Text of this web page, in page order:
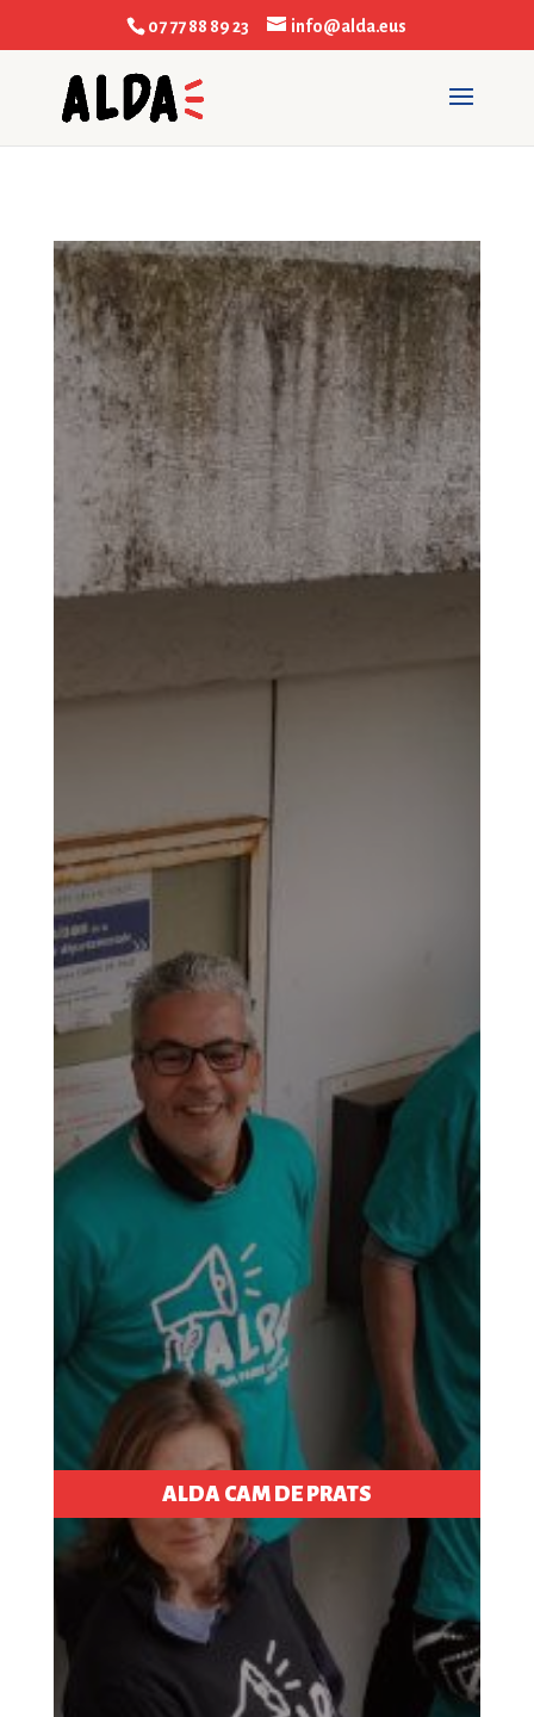
07 77 88 89 23 info@alda.eus
ALDA CAM DE PRATS